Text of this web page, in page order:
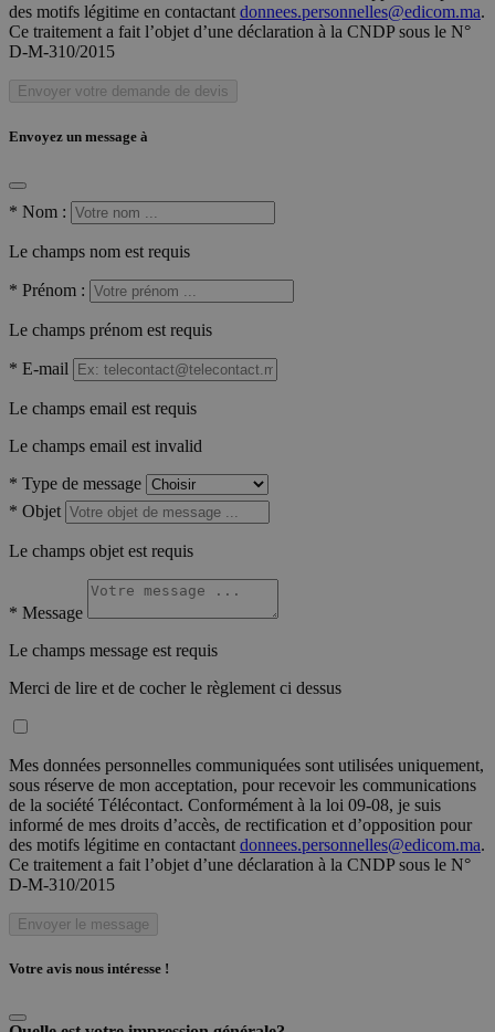
des motifs légitime en contactant donnees.personnelles@edicom.ma.
Ce traitement a fait l’objet d’une déclaration à la CNDP sous le N°
D-M-310/2015
Envoyer votre demande de devis
Envoyez un message à
* Nom :
Le champs nom est requis
* Prénom :
Le champs prénom est requis
* E-mail
Le champs email est requis
Le champs email est invalid
* Type de message
* Objet
Le champs objet est requis
* Message
Le champs message est requis
Merci de lire et de cocher le règlement ci dessus
Mes données personnelles communiquées sont utilisées uniquement,
sous réserve de mon acceptation, pour recevoir les communications
de la société Télécontact. Conformément à la loi 09-08, je suis
informé de mes droits d’accès, de rectification et d’opposition pour
des motifs légitime en contactant donnees.personnelles@edicom.ma.
Ce traitement a fait l’objet d’une déclaration à la CNDP sous le N°
D-M-310/2015
Envoyer le message
Votre avis nous intéresse !